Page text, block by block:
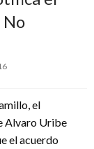
el
Alvaro Uribe
el acuerdo